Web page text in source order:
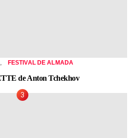
FESTIVAL DE ALMADA
de Anton Tchekhov